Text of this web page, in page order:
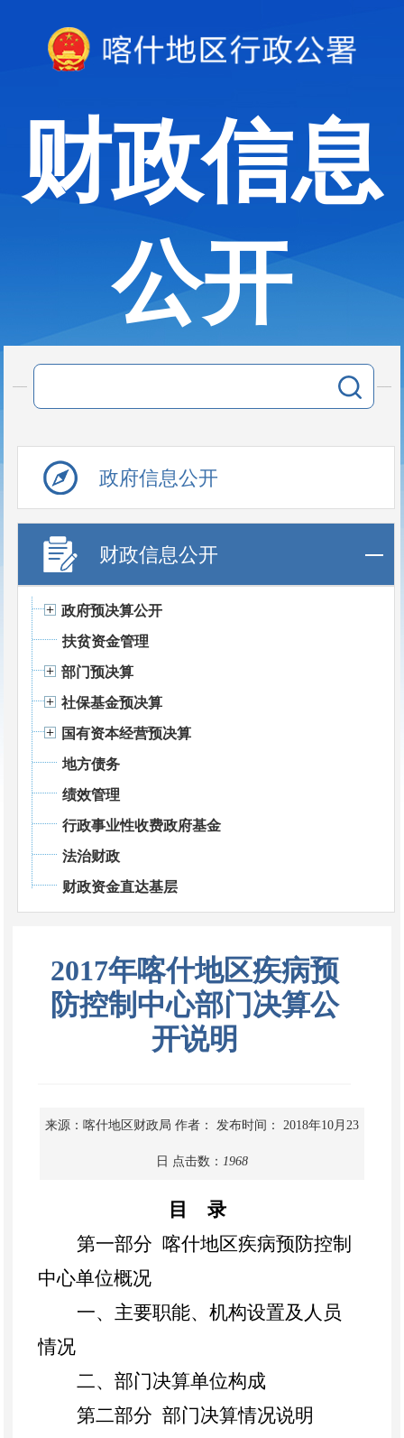
财政信息
公开
政府信息公开
财政信息公开
政府预决算公开
扶贫资金管理
部门预决算
社保基金预决算
国有资本经营预决算
地方债务
绩效管理
行政事业性收费政府基金
法治财政
财政资金直达基层
2017年喀什地区疾病预
防控制中心部门决算公
开说明
来源：喀什地区财政局 作者： 发布时间： 2018年10月23
日 点击数： 1968
目
录
第一部分 喀什地区疾病预防控制
中心单位概况
一、主要职能、机构设置及人员
情况
二、部门决算单位构成
第二部分 部门决算情况说明